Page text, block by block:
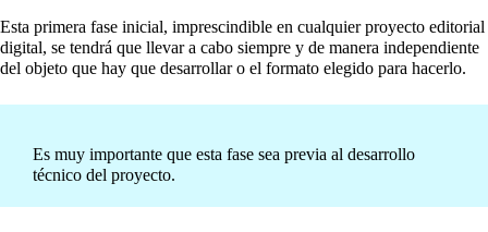
Esta primera fase inicial, imprescindible en cualquier proyecto editorial
digital, se tendrá que llevar a cabo siempre y de manera independiente
del objeto que hay que desarrollar o el formato elegido para hacerlo.
Es muy importante que esta fase sea previa al desarrollo
técnico del proyecto.